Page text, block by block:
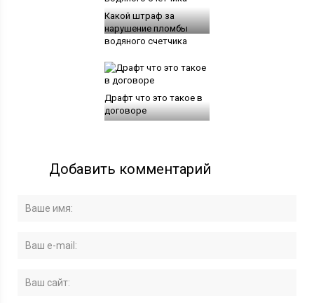
Какой штраф за
нарушение пломбы
водяного счетчика
Драфт что это такое в
договоре
Добавить комментарий